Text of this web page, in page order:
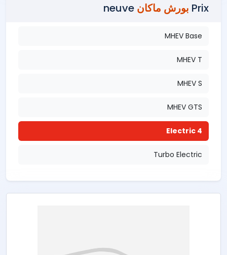
Prix بورش ماكان
MHEV Base
MHEV T
MHEV S
MHEV GTS
4 Electric
Turbo Electric